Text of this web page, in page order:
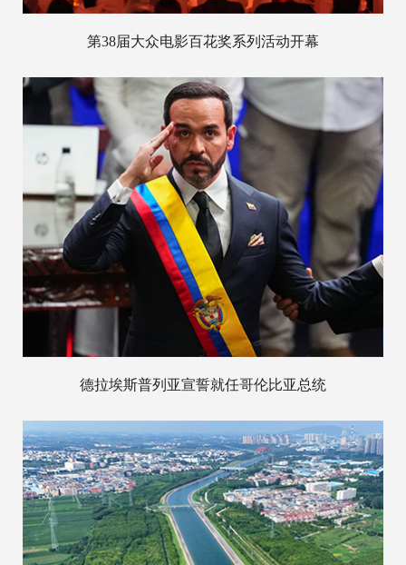
第38届大众电影百花奖系列活动开幕
德拉埃斯普列亚宣誓就任哥伦比亚总统